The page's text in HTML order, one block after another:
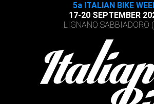
5a ITALIAN BIKE
17-20 SEPTEMBER
LIGNANO SABBIADORO